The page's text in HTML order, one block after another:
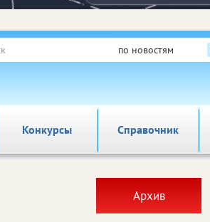
по новостям
Справочник
Конкурсы
Архив